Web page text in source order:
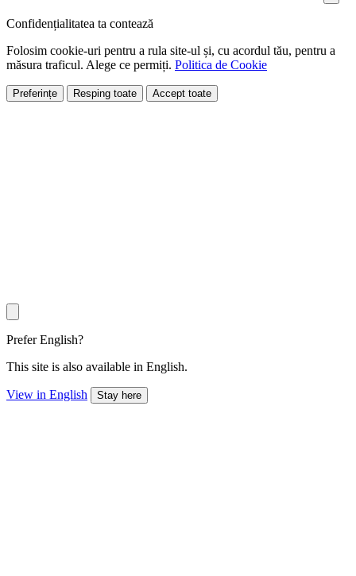
Confidențialitatea ta contează
Folosim cookie-uri pentru a rula site-ul și, cu acordul tău, pentru a
măsura traficul. Alege ce permiți. Politica de Cookie
Preferințe Resping toate Accept toate
Prefer English?
This site is also available in English.
View in English Stay here